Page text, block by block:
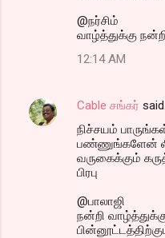
@நர்சிம்
வாழ்த்துக்கு
12:14 AM
Cable சங்கர் said…
நிச்சயம்
பண்ணுங்களேன்
வருகைக்கும்
பிரபு
@பாலாஜி
நன்றி